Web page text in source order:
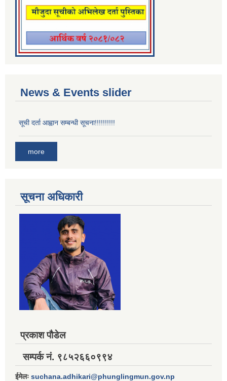
News & Events slider
सूची दर्ता आह्वान सम्बन्धी सूचना!!!!!!!!!!
more
सूचना अधिकारी
प्रकाश पौडेल
सम्पर्क नं. ९८५२६६०९९४
ईमेलः suchana.adhikari@phunglingmun.gov.np